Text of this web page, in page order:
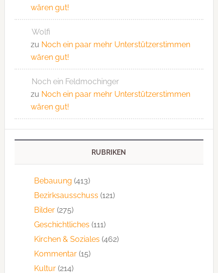
wären gut!
Wolfi
zu Noch ein paar mehr Unterstützerstimmen
wären gut!
Noch ein Feldmochinger
zu Noch ein paar mehr Unterstützerstimmen
wären gut!
RUBRIKEN
Bebauung (413)
Bezirksausschuss (121)
Bilder(275)
Geschichtliches (111)
Kirchen & Soziales (462)
Kommentar(15)
Kultur(214)